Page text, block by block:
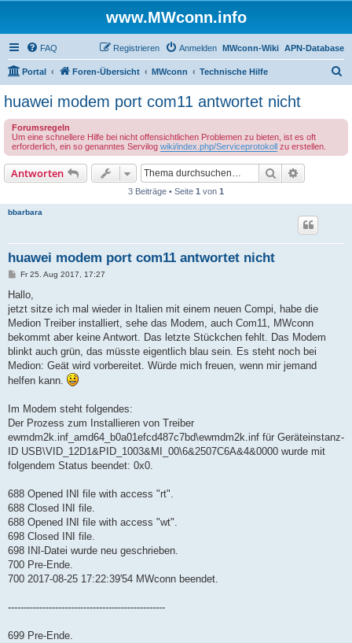
www.MWconn.info
FAQ APN-Database
MWconn-Wiki
Anmelden
Registrieren
Portal Foren-Übersicht MWconn Technische Hilfe
huawei modem port com11 antwortet nicht
Forumsregeln
Um eine schnellere Hilfe bei nicht offensichtlichen Problemen zu bieten, ist es oft
erforderlich, ein so genanntes Servilog wiki/index.php/Serviceprotokoll zu erstellen.
Antworten Suche
3 Beiträge • Seite 1 von 1
bbarbara
huawei modem port com11 antwortet nicht
B
i
r
a
Fr 25. Aug 2017, 17:27
Hallo,
jetzt sitze ich mal wieder in Italien mit einem neuen Compi, habe die
Medion Treiber installiert, sehe das Modem, auch Com11, MWconn
bekommt aber keine Antwort. Das letzte Stückchen fehlt. Das Modem
blinkt auch grün, das müsste eigentlich blau sein. Es steht noch bei
Medion: Geät wird vorbereitet. Würde mich freuen, wenn mir jemand
helfen kann.
Im Modem steht folgendes:
Der Prozess zum Installieren von Treiber
ewmdm2k.inf_amd64_b0a01efcd487c7bd\ewmdm2k.inf für Geräteinstanz-
ID USB\VID_12D1&PID_1003&MI_00\6&2507C6A&4&0000 wurde mit
folgendem Status beendet: 0x0.
688 Opened INI file with access "rt".
688 Closed INI file.
688 Opened INI file with access "wt".
698 Closed INI file.
698 INI-Datei wurde neu geschrieben.
700 Pre-Ende.
700 2017-08-25 17:22:39'54 MWconn beendet.
--------------------------------------------------
699 Pre-Ende.